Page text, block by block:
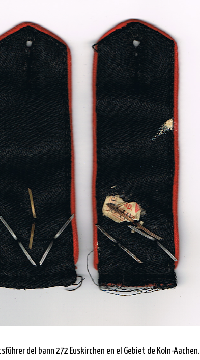
del bann 272 Euskirchen en el Gebiet de Koln-Aachen.